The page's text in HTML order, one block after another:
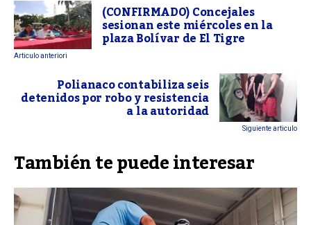
(CONFIRMADO) Concejales
sesionan este miércoles en la
plaza Bolívar de El Tigre
Articulo anteriori
Polianaco contabiliza seis
detenidos por robo y resistencia
a la autoridad
Siguiente articulo
También te puede interesar